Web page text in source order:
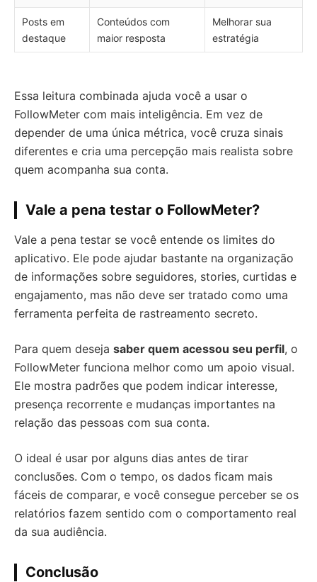
Posts em
destaque
Conteúdos com
maior resposta
Melhorar sua
estratégia
Essa leitura combinada ajuda você a usar o
FollowMeter com mais inteligência. Em vez de
depender de uma única métrica, você cruza sinais
diferentes e cria uma percepção mais realista sobre
quem acompanha sua conta.
Vale a pena testar o FollowMeter?
Vale a pena testar se você entende os limites do
aplicativo. Ele pode ajudar bastante na organização
de informações sobre seguidores, stories, curtidas e
engajamento, mas não deve ser tratado como uma
ferramenta perfeita de rastreamento secreto.
Para quem deseja saber quem acessou seu perfil, o
FollowMeter funciona melhor como um apoio visual.
Ele mostra padrões que podem indicar interesse,
presença recorrente e mudanças importantes na
relação das pessoas com sua conta.
O ideal é usar por alguns dias antes de tirar
conclusões. Com o tempo, os dados ficam mais
fáceis de comparar, e você consegue perceber se os
relatórios fazem sentido com o comportamento real
da sua audiência.
Conclusão